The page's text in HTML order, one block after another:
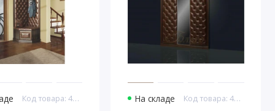
Код товара: 4777 На складе Код товара: 4783